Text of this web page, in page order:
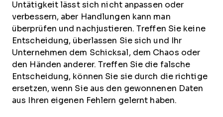
Untätigkeit lässt sich nicht anpassen oder
verbessern, aber Handlungen kann man
überprüfen und nachjustieren. Treffen Sie keine
Entscheidung, überlassen Sie sich und Ihr
Unternehmen dem Schicksal, dem Chaos oder
den Händen anderer. Treffen Sie die falsche
Entscheidung, können Sie sie durch die richtige
ersetzen, wenn Sie aus den gewonnenen Daten
aus Ihren eigenen Fehlern gelernt haben.